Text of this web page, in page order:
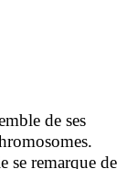
de ses
remarque de